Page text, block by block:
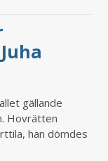
gällande
Hovrätten
han dömdes